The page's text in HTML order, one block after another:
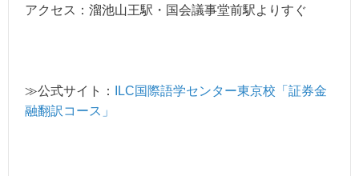
アクセス：溜池山王駅・国会議事堂前駅よりすぐ
≫公式サイト：
ILC国際語学センター東京校「証券金
融翻訳コース」